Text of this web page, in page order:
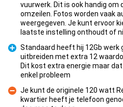
vuurwerk. Dit is ook handig
omzeilen. Fotos worden vaak
weergegeven. Je kunt ervoor
laatste instelling onthoudt of
Standaard heeft hij 12Gb werk
uitbreiden met extra 12
Dit kost extra energie maar
enkel probleem
Je kunt de originele 120 watt
kwartier heeft je telefoon